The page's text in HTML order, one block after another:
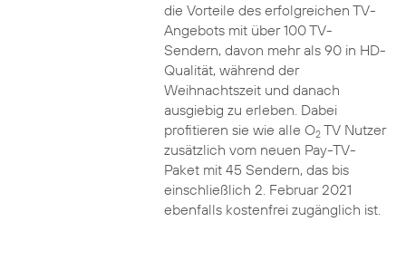
die Vorteile des erfolgreichen TV-
Angebots mit über 100 TV-
Sendern, davon mehr als 90 in HD-
Qualität, während der
Weihnachtszeit und danach
ausgiebig zu erleben. Dabei
profitieren sie wie alle O2TV Nutzer
zusätzlich vom neuen Pay-TV-
Paket mit 45 Sendern, das bis
einschließlich 2. Februar 2021
ebenfalls kostenfrei zugänglich ist.